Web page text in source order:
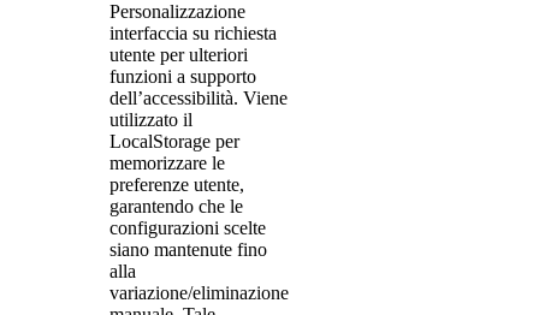
Personalizzazione
interfaccia su richiesta
utente per ulteriori
funzioni a supporto
dell’accessibilità. Viene
utilizzato il
LocalStorage per
memorizzare le
preferenze utente,
garantendo che le
configurazioni scelte
siano mantenute fino
alla
variazione/eliminazione